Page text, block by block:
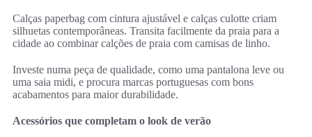
Calças paperbag com cintura ajustável e calças culotte criam
silhuetas contemporâneas. Transita facilmente da praia para a
cidade ao combinar calções de praia com camisas de linho.
Investe numa peça de qualidade, como uma pantalona leve ou
uma saia midi, e procura marcas portuguesas com bons
acabamentos para maior durabilidade.
Acessórios que completam o look de verão